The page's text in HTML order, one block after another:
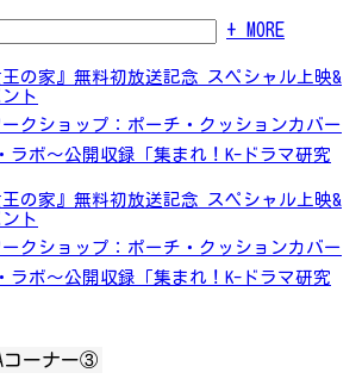
+ MORE
王の家』無料初放送記念 スペシャル上映&
ト
ークショップ：ポーチ・クッションカバー
ラボ～公開収録「集まれ！K-ドラマ研究
王の家』無料初放送記念 スペシャル上映&
ト
ークショップ：ポーチ・クッションカバー
ラボ～公開収録「集まれ！K-ドラマ研究
コーナー③